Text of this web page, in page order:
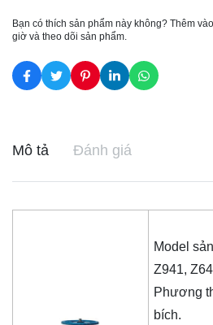
Bạn có thích sản phẩm này không? Thêm
giờ và theo dõi sản phẩm.
Mô tả Đánh giá
Model
Z941,
Phương
bích.